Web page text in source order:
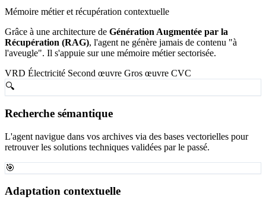
Mémoire métier et récupération contextuelle
Grâce à une architecture de Génération Augmentée par la
Récupération (RAG), l'agent ne génère jamais de contenu "à
l'aveugle". Il s'appuie sur une mémoire métier sectorisée.
VRD Électricité Second œuvre Gros œuvre CVC
🔍
Recherche sémantique
L'agent navigue dans vos archives via des bases vectorielles pour
retrouver les solutions techniques validées par le passé.
🎯
Adaptation contextuelle